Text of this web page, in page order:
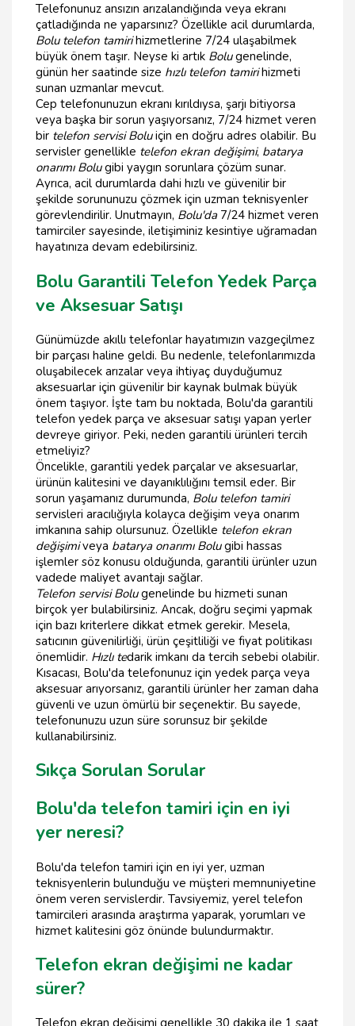
Telefonunuz ansızın arızalandığında veya ekranı
çatladığında ne yaparsınız? Özellikle acil durumlarda,
Bolu telefon tamirihizmetlerine 7/24 ulaşabilmek
büyük önem taşır. Neyse ki artık Bolugenelinde,
günün her saatinde size hızlı telefon tamirihizmeti
sunan uzmanlar mevcut.
Cep telefonunuzun ekranı kırıldıysa, şarjı bitiyorsa
veya başka bir sorun yaşıyorsanız, 7/24 hizmet veren
bir telefon servisi Boluiçin en doğru adres olabilir. Bu
servisler genellikle telefon ekran değişimi, batarya
onarımı Bolugibi yaygın sorunlara çözüm sunar.
Ayrıca, acil durumlarda dahi hızlı ve güvenilir bir
şekilde sorununuzu çözmek için uzman teknisyenler
görevlendirilir. Unutmayın, Bolu'da7/24 hizmet veren
tamirciler sayesinde, iletişiminiz kesintiye uğramadan
hayatınıza devam edebilirsiniz.
Bolu Garantili Telefon Yedek Parça
ve Aksesuar Satışı
Günümüzde akıllı telefonlar hayatımızın vazgeçilmez
bir parçası haline geldi. Bu nedenle, telefonlarımızda
oluşabilecek arızalar veya ihtiyaç duyduğumuz
aksesuarlar için güvenilir bir kaynak bulmak büyük
önem taşıyor. İşte tam bu noktada, Bolu'da garantili
telefon yedek parça ve aksesuar satışı yapan yerler
devreye giriyor. Peki, neden garantili ürünleri tercih
etmeliyiz?
Öncelikle, garantili yedek parçalar ve aksesuarlar,
ürünün kalitesini ve dayanıklılığını temsil eder. Bir
sorun yaşamanız durumunda, Bolu telefon tamiri
servisleri aracılığıyla kolayca değişim veya onarım
imkanına sahip olursunuz. Özellikle telefon ekran
değişimiveya batarya onarımı Bolugibi hassas
işlemler söz konusu olduğunda, garantili ürünler uzun
vadede maliyet avantajı sağlar.
Telefon servisi Bolugenelinde bu hizmeti sunan
birçok yer bulabilirsiniz. Ancak, doğru seçimi yapmak
için bazı kriterlere dikkat etmek gerekir. Mesela,
satıcının güvenilirliği, ürün çeşitliliği ve fiyat politikası
önemlidir. Hızlı tedarik imkanı da tercih sebebi olabilir.
Kısacası, Bolu'da telefonunuz için yedek parça veya
aksesuar arıyorsanız, garantili ürünler her zaman daha
güvenli ve uzun ömürlü bir seçenektir. Bu sayede,
telefonunuzu uzun süre sorunsuz bir şekilde
kullanabilirsiniz.
Sıkça Sorulan Sorular
Bolu'da telefon tamiri için en iyi
yer neresi?
Bolu'da telefon tamiri için en iyi yer, uzman
teknisyenlerin bulunduğu ve müşteri memnuniyetine
önem veren servislerdir. Tavsiyemiz, yerel telefon
tamircileri arasında araştırma yaparak, yorumları ve
hizmet kalitesini göz önünde bulundurmaktır.
Telefon ekran değişimi ne kadar
sürer?